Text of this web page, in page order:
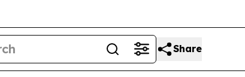
Share